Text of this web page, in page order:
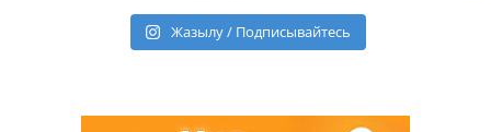
Жазылу / Подписывайтесь